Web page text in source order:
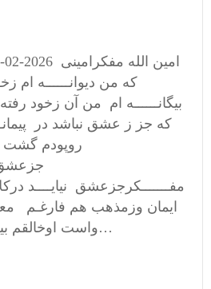
که من دیوانــــــه ام
بیگانــــــه ام من آن زخود
که جز ز عشق نباشد در
روپودم گشت ز
جزعشق
مفـــــــکرجزعشق نیایــــد
ایمان وزمذهب هم فارغـم
واست اوخالقم بیخــــــــــدا نیاسایــــم…